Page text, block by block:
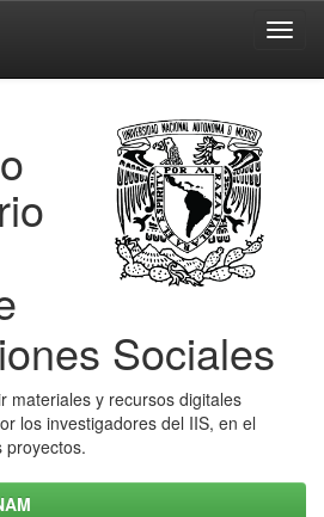
Sociales
materiales y recursos digitales
los investigadores del IIS, en el
proyectos.